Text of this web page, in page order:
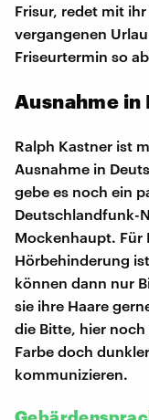
Frisur, redet mit
vergangenen
Friseurtermin so
Ausnahme in
Ralph Kastner ist
Ausnahme in
gebe es noch ein
Deutschlandfunk-
Mockenhaupt. Für
Hörbehinderung
können dann nur
sie ihre Haare
die Bitte, hier
Farbe doch
kommunizieren.